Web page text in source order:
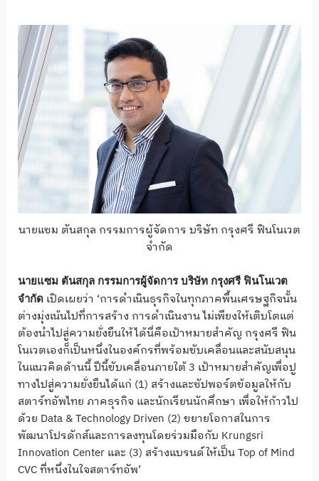
นายแซม ตันสกุล กรรมการผู้จัดการ บริษัท กรุงศรี ฟินโนเวต
จำกัด
นายแซม ตันสกุล กรรมการผู้จัดการ บริษัท กรุงศรี ฟินโนเวต
จำกัด เปิดเผยว่า ‘การดำเนินธุรกิจในทุกภาคพื้นเศรษฐกิจนั้น
ต่างมุ่งเน้นไปที่การสร้าง การดำเนินงาน ไม่เพียงให้เติบโตแต่
ต้องนำไปสู่ความยั่งยืนให้ได้นี่คือเป้าหมายสำคัญ กรุงศรี ฟิน
โนเวตเองก็เป็นหนึ่งในองค์กรที่พร้อมขับเคลื่อนและสนับสนุน
ในแนวคิดด้านนี้ ปีนี้ขับเคลื่อนภายใต้ 3 เป้าหมายสำคัญเพื่อปู
ทางไปสู่ความยั่งยืนได้แก่ (1) สร้างและซัปพอร์ตข้อมูลให้กับ
สตาร์ทอัพไทย ภาคธุรกิจ และนักเรียนนักศึกษา เพื่อให้ก้าวไป
ด้วย Data & Technology Driven (2) ขยายโอกาสในการ
พัฒนาโปรดักส์และการลงทุนโดยร่วมมือกับ Krungsri
Innovation Center และ (3) สร้างแบรนด์ให้เป็น Top of Mind
CVC ที่หนึ่งในใจสตาร์ทอัพ’